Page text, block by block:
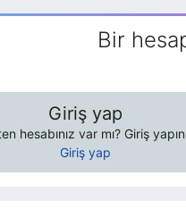
Bir
Giriş yap
hesabınız var mı? Giriş
Giriş yap